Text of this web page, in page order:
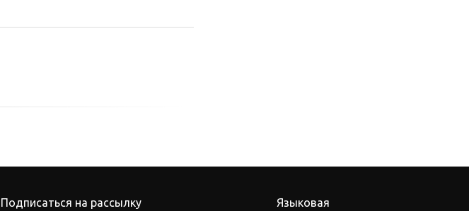
Подписаться на рассылку
Языковая